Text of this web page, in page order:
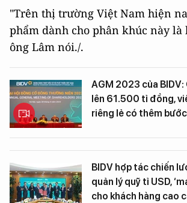
"Trên thị trường Việt Nam hiện
phẩm dành cho phân khúc này là
ông Lâm nói./.
AGM 2023 của
lên 61.500 tỉ đồng,
riêng lẻ có thêm
BIDV hợp tác chiến
quản lý quỹ tỉ USD,
cho khách hàng cao